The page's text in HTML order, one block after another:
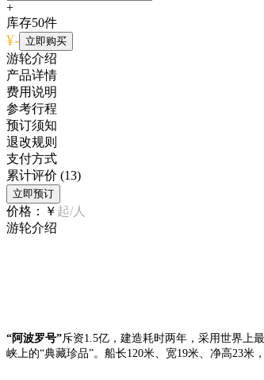
+
库存50件
¥- 立即购买
游轮介绍
产品详情
费用说明
参考行程
预订须知
退改规则
支付方式
累计评价 (13)
立即预订
价格： ￥ 起/人
游轮介绍
“阿波罗号”斥资1.5亿，建造耗时两年，采用世界上
峡上的“典藏珍品”。船长120米、宽19米、净高23米